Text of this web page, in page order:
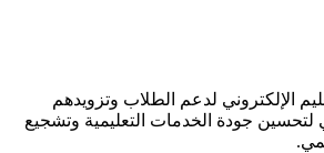
الإلكتروني لدعم الطلاب وتزويدهم
لتحسين جودة الخدمات التعليمية وتشجيع